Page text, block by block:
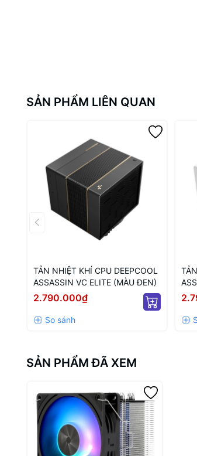
Là mẫu tản khí đơn
Assassin X 120
SẢN PHẨM LIÊN QUAN
TẢN NHIỆT KHÍ CPU DEEPCOOL
ASSASSIN VC ELITE (MÀU ĐEN)
2.790.000₫
SẢN PHẨM ĐÃ XEM